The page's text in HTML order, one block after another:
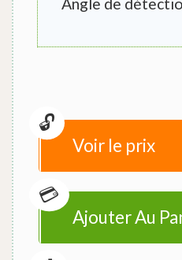
Voir le prix
Ajouter Au